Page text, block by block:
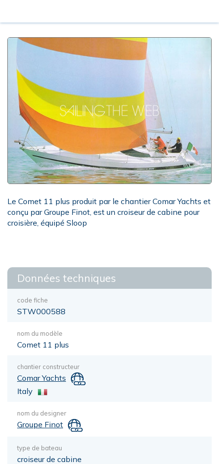
Le Comet 11 plus produit par le chantier Comar Yachts et
conçu par Groupe Finot, est un croiseur de cabine pour
croisière, équipé Sloop
Données techniques
code fiche
STW000588
nom du modèle
Comet 11 plus
chantier constructeur
Comar Yachts
Italy
nom du designer
Groupe Finot
type de bateau
croiseur de cabine